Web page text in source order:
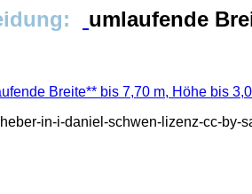
umlaufende
Breite** bis 7,70 m, Höhe bis
in-i-daniel-schwen-lizenz-cc-